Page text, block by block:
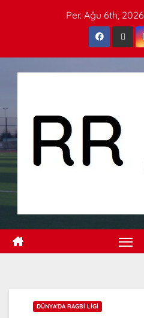
Per. Ağu 6th, 2026
DÜNYA'DA RAGBI LIGI